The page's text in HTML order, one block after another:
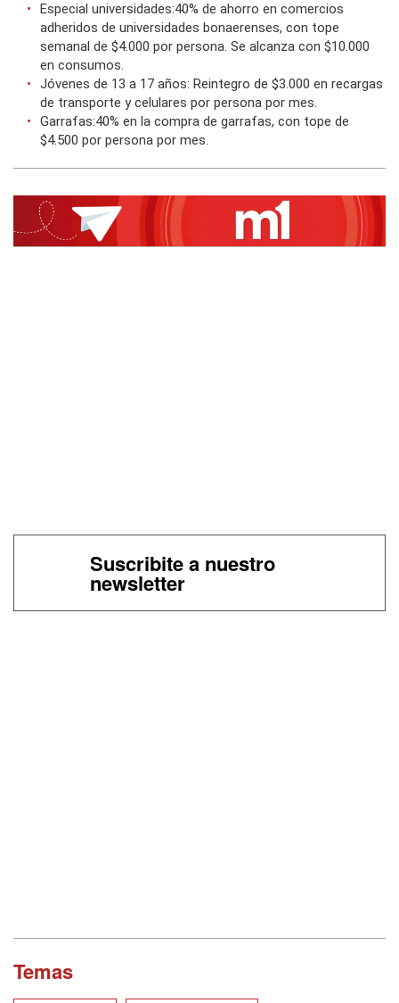
Especial universidades:40% de ahorro en comercios
adheridos de universidades bonaerenses, con tope
semanal de $4.000 por persona. Se alcanza con $10.000
en consumos.
Jóvenes de 13 a 17 años: Reintegro de $3.000 en recargas
de transporte y celulares por persona por mes.
Garrafas:40% en la compra de garrafas, con tope de
$4.500 por persona por mes.
Suscribite a nuestro
newsletter
Temas